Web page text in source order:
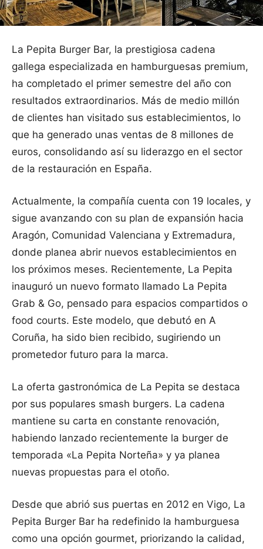
La Pepita Burger Bar, la prestigiosa cadena
gallega especializada en hamburguesas premium,
ha completado el primer semestre del año con
resultados extraordinarios. Más de medio millón
de clientes han visitado sus establecimientos, lo
que ha generado unas ventas de 8 millones de
euros, consolidando así su liderazgo en el sector
de la restauración en España.
Actualmente, la compañía cuenta con 19 locales, y
sigue avanzando con su plan de expansión hacia
Aragón, Comunidad Valenciana y Extremadura,
donde planea abrir nuevos establecimientos en
los próximos meses. Recientemente, La Pepita
inauguró un nuevo formato llamado La Pepita
Grab & Go, pensado para espacios compartidos o
food courts. Este modelo, que debutó en A
Coruña, ha sido bien recibido, sugiriendo un
prometedor futuro para la marca.
La oferta gastronómica de La Pepita se destaca
por sus populares smash burgers. La cadena
mantiene su carta en constante renovación,
habiendo lanzado recientemente la burger de
temporada «La Pepita Norteña» y ya planea
nuevas propuestas para el otoño.
Desde que abrió sus puertas en 2012 en Vigo, La
Pepita Burger Bar ha redefinido la hamburguesa
como una opción gourmet, priorizando la calidad,